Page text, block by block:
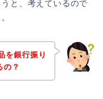
と、考えているので
を銀行振り
の？